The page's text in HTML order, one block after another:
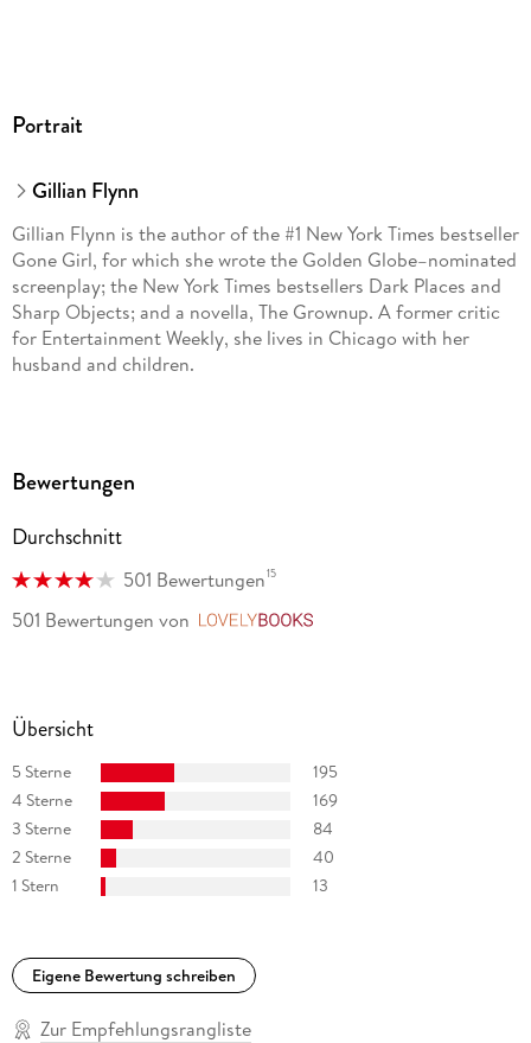
Portrait
Gillian Flynn
Gillian Flynn is the author of the #1 New York Times bestseller
Gone Girl, for which she wrote the Golden Globe–nominated
screenplay; the New York Times bestsellers Dark Places and
Sharp Objects; and a novella, The Grownup. A former critic
for Entertainment Weekly, she lives in Chicago with her
husband and children.
Bewertungen
Durchschnitt
501 Bewertungen15
501 Bewertungen von
Übersicht
5 Sterne
195
4 Sterne
169
3 Sterne
84
2 Sterne
40
1 Stern
13
Eigene Bewertung schreiben
Zur Empfehlungsrangliste